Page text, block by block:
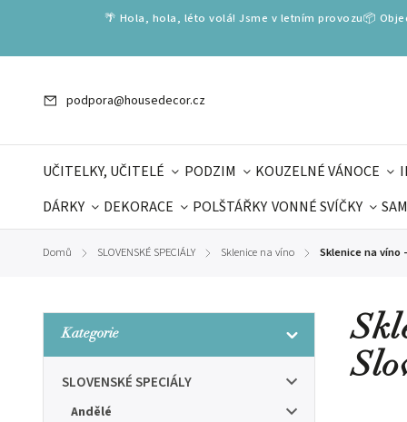
🌴 Hola, hola, léto volá! Jsme v letním provozu📦
podpora@housedecor.cz
UČITELKY, UČITELÉ PODZIM KOUZELNÉ VÁNOCE
DÁRKY
DEKORACE POLŠTÁŘKY VONNÉ SVÍČKY
SLOVENSKÉ SPECIÁLY
Domů / SLOVENSKÉ SPECIÁLY / Sklenice na víno / Sklenice na víno
Kategorie
SLOVENSKÉ SPECIÁLY
Andělé